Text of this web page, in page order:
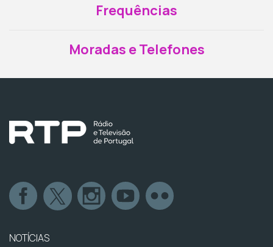
Frequências
Moradas e Telefones
NOTÍCIAS